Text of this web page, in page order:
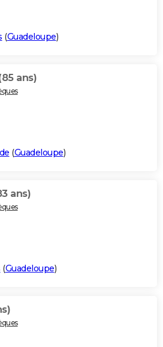
(Guadeloupe)
ans)
(Guadeloupe)
ans)
(Guadeloupe)